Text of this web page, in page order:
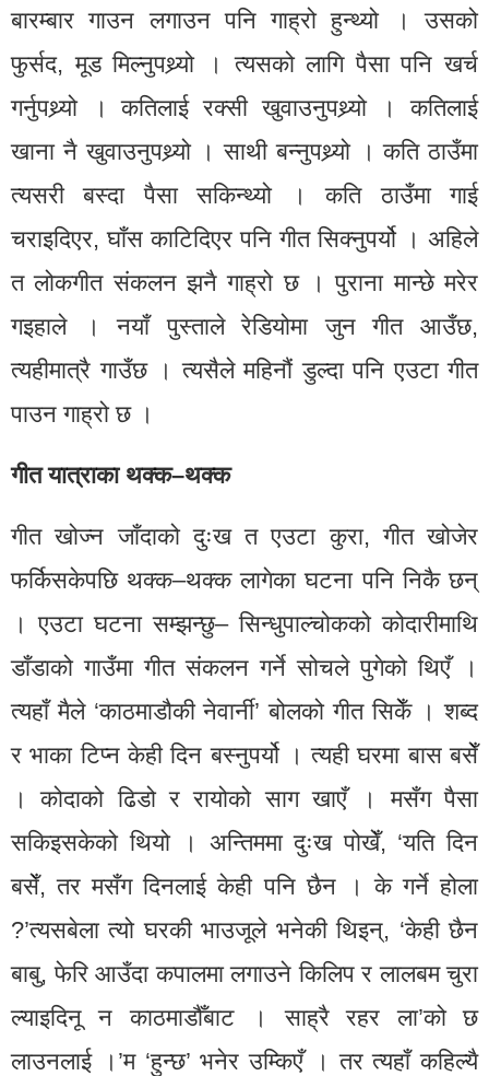
बारम्बार गाउन लगाउन पनि गाह्रो हुन्थ्यो । उसको
फुर्सद, मूड मिल्नुपथ्र्यो । त्यसको लागि पैसा पनि खर्च
गर्नुपथ्र्यो । कतिलाई रक्सी खुवाउनुपथ्र्यो । कतिलाई
खाना नै खुवाउनुपथ्र्यो । साथी बन्नुपथ्र्यो । कति ठाउँमा
त्यसरी बस्दा पैसा सकिन्थ्यो । कति ठाउँमा गाई
चराइदिएर, घाँस काटिदिएर पनि गीत सिक्नुपर्यो । अहिले
त लोकगीत संकलन झनै गाह्रो छ । पुराना मान्छे मरेर
गइहाले । नयाँ पुस्ताले रेडियोमा जुन गीत आउँछ,
त्यहीमात्रै गाउँछ । त्यसैले महिनौं डुल्दा पनि एउटा गीत
पाउन गाह्रो छ ।
गीत यात्राका थक्क–थक्क
गीत खोज्न जाँदाको दुःख त एउटा कुरा, गीत खोजेर
फर्किसकेपछि थक्क–थक्क लागेका घटना पनि निकै छन्
। एउटा घटना सम्झन्छु– सिन्धुपाल्चोकको कोदारीमाथि
डाँडाको गाउँमा गीत संकलन गर्ने सोचले पुगेको थिएँ ।
त्यहाँ मैले ‘काठमाडौकी नेवार्नी’ बोलको गीत सिकेँ । शब्द
र भाका टिप्न केही दिन बस्नुपर्यो । त्यही घरमा बास बसेँ
। कोदाको ढिडो र रायोको साग खाएँ । मसँग पैसा
सकिइसकेको थियो । अन्तिममा दुःख पोखेँ, ‘यति दिन
बसेँ, तर मसँग दिनलाई केही पनि छैन । के गर्ने होला
?’त्यसबेला त्यो घरकी भाउजूले भनेकी थिइन्, ‘केही छैन
बाबु, फेरि आउँदा कपालमा लगाउने किलिप र लालबम चुरा
ल्याइदिनू न काठमाडौँबाट । साह्रै रहर ला’को छ
लाउनलाई ।’म ‘हुन्छ’ भनेर उम्किएँ । तर त्यहाँ कहिल्यै